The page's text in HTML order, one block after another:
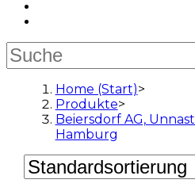
Home (Start)>
Produkte>
Beiersdorf AG,
Hamburg